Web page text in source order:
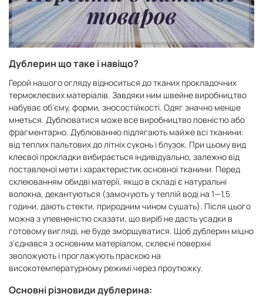
Дублерин що таке і навіщо?
Герой нашого огляду відноситься до тканих прокладочних
термоклеєвих матеріалів. Завдяки ним швейне виробництво
набуває об'єму, форми, зносостійкості. Одяг значно менше
мнеться. Дублюватися може все виробництво повністю або
фрагментарно. Дублюванню підлягають майже всі тканини:
від теплих пальтових до літніх суконь і блузок. При цьому вид
клеєвої прокладки вибирається індивідуально, залежно від
поставленої мети і характеристик основної тканини. Перед
склеюванням обидві матерії, якщо в складі є натуральні
волокна, декантуються (замочують у теплій воді на 1—1,5
години, дають стекти, природним чином сушать). Після цього
можна з упевненістю сказати, що виріб не дасть усадки в
готовому вигляді, не буде зморщуватися. Щоб дублерин міцно
з'єднався з основним матеріалом, склеєні поверхні
зволожують і проглажують праскою на
високотемпературному режимі через проутюжку.
Основні різновиди дублерина: